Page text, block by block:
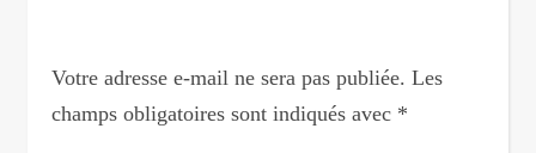
Votre adresse e-mail ne sera pas publiée. Les
champs obligatoires sont indiqués avec *